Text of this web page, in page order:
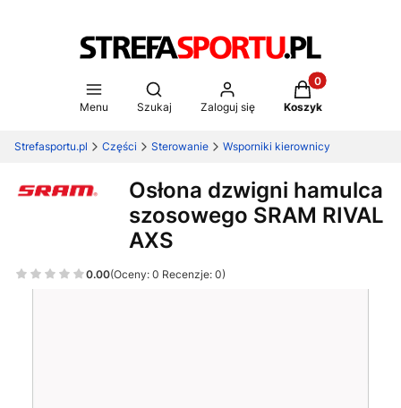
Menu
Otwórz wyszukiwarkę
Szukaj Zaloguj się
Produkty w
Koszyk
Strefasportu.pl Części Sterowanie Wsporniki kierownicy
Osłona dzwigni hamulca
szosowego SRAM RIVAL
AXS
0.00(Oceny: 0 Recenzje: 0)